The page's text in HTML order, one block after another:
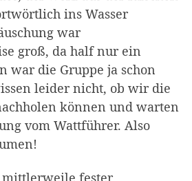
ins Wasser
war
groß, da half nur ein
war die Gruppe ja schon
leider nicht, ob wir die
können und warten
vom Wattführer. Also